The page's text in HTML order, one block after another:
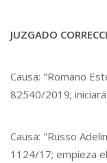
JUZGADO
Causa: "Romano
82540/2019;
Causa: "Russo
1124/17; empieza